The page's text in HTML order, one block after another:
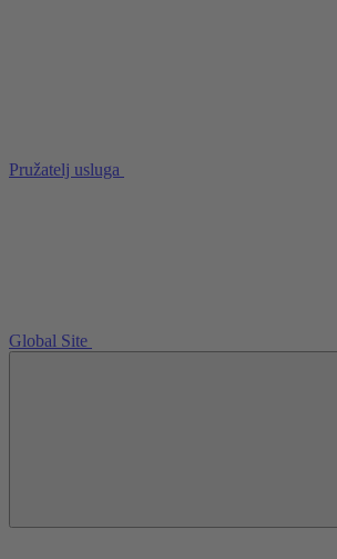
Pružatelj usluga
Global Site